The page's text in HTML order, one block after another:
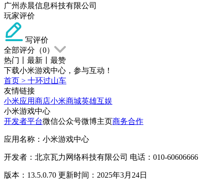
广州赤晨信息科技有限公司
玩家评价
写评价
全部评分（0）
热门
最新
最赞
下载小米游戏中心，参与互动！
首页 > 十环过山车
友情链接
小米应用商店小米商城英雄互娱
小米游戏中心
开发者平台微信公众号微博主页商务合作
应用名称：小米游戏中心
开发者：北京瓦力网络科技有限公司 电话：010-60606666
版本：13.5.0.70 更新时间：2025年3月24日